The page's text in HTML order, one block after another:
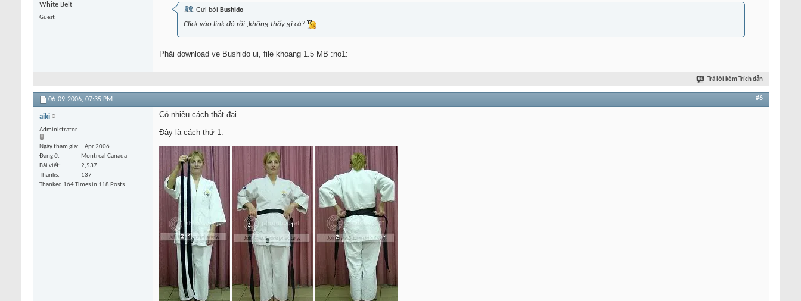
White Belt
Guest
Gửi bởi Bushido
Click vào link đó rồi ,không thấy gì cả?
Phải download ve Bushido ui, file khoang 1.5 MB :no1:
Trả lời kèm Trích dẫn
06-09-2006, 07:35 PM #6
aiki
Administrator
Ngày tham gia
Apr 2006
Đang ở
Montreal Canada
Bài viết
2,537
Thanks
137
Thanked 164 Times in 118 Posts
Có nhiều cách thắt đai.
Đây là cách thứ 1: